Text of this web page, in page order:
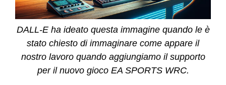
DALL-E ha ideato questa immagine quando le è
stato chiesto di immaginare come appare il
nostro lavoro quando aggiungiamo il supporto
per il nuovo gioco EA SPORTS WRC.